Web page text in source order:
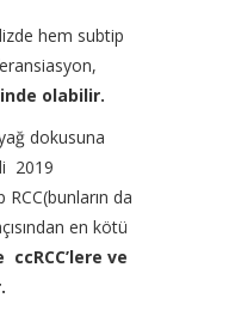
hem subtip
olabilir.
dokusuna
2019
RCC(bunların da
en kötü
ve